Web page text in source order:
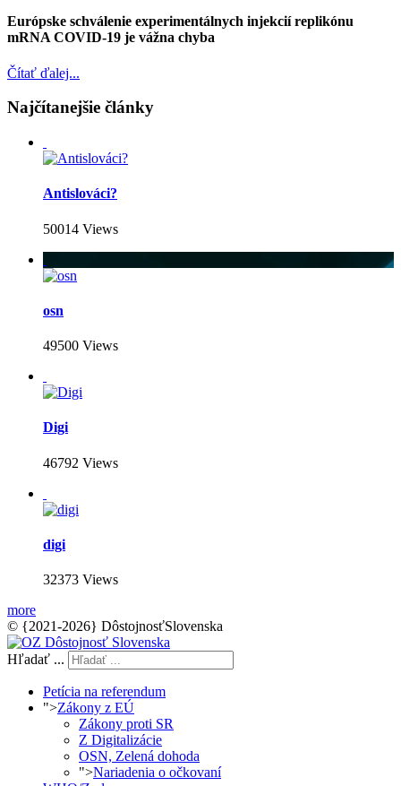
Európske schválenie experimentálnych injekcií replikónu
mRNA COVID-19 je vážna chyba
Čítať ďalej...
Najčítanejšie články
Antislováci?
50014 Views
osn
49500 Views
Digi
46792 Views
digi
32373 Views
more
© {2021-2026} DôstojnosťSlovenska
Hľadať ...
Petícia na referendum
">Zákony z EÚ
Zákony proti SR
Z Digitalizácie
OSN, Zelená dohoda
">Nariadenia o očkovaní